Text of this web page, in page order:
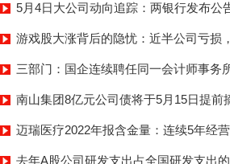
5月4日大公司动向追踪：两银行发布公
游戏股大涨背后的隐忧：近半公司亏损
三部门：国企连续聘任同一会计师事务
南山集团8亿元公司债将于5月15日提前
迈瑞医疗2022年报含金量：连续5年经
去年A股公司研发支出占全国研发支出